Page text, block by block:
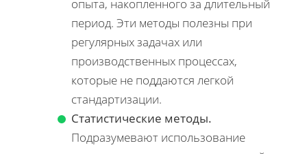
опыта, накопленного за длительный
период. Эти методы полезны при
регулярных задачах или
производственных процессах,
которые не поддаются легкой
стандартизации.
Статистические методы.
Подразумевают использование